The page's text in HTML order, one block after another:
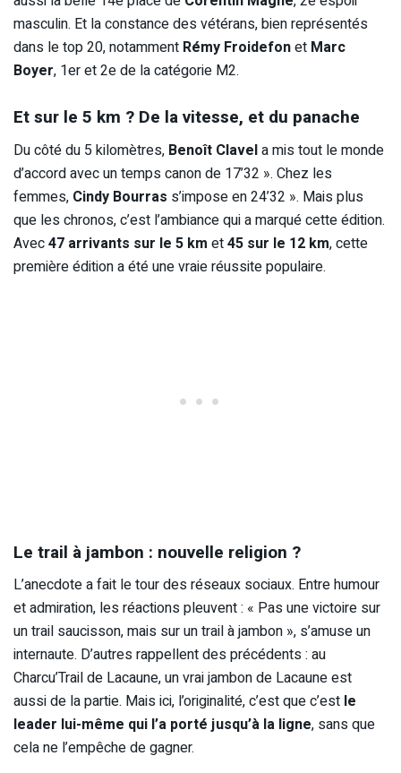
masculin. Et la constance des vétérans, bien représentés
dans le top 20, notamment Rémy Froidefonet Marc
Boyer, 1er et 2e de la catégorie M2.
Et sur le 5 km ? De la vitesse, et du panache
Du côté du 5 kilomètres, Benoît Clavela mis tout le monde
d’accord avec un temps canon de 17’32 ». Chez les
femmes, Cindy Bourras s’impose en 24’32 ». Mais plus
que les chronos, c’est l’ambiance qui a marqué cette édition.
Avec47 arrivants sur le 5 km et45 sur le 12 km, cette
première édition a été une vraie réussite populaire.
Le trail à jambon : nouvelle religion ?
L’anecdote a fait le tour des réseaux sociaux. Entre humour
et admiration, les réactions pleuvent : « Pas une victoire sur
un trail saucisson, mais sur un trail à jambon », s’amuse un
internaute. D’autres rappellent des précédents : au
Charcu’Trail de Lacaune, un vrai jambon de Lacaune est
aussi de la partie. Mais ici, l’originalité, c’est que c’est le
leader lui-même qui l’a porté jusqu’à la ligne, sans que
cela ne l’empêche de gagner.